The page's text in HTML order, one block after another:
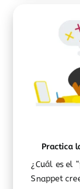
Practica
¿Cuál es el
Snappet